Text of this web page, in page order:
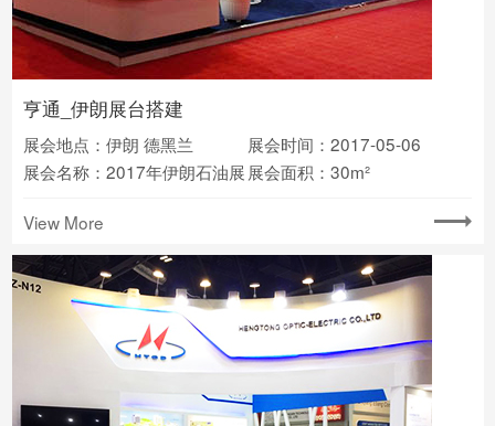
亨通_伊朗展台搭建
展会地点：伊朗 德黑兰
展会时间：2017-05-06
展会名称：2017年伊朗石油展 展会面积：30m²
View More